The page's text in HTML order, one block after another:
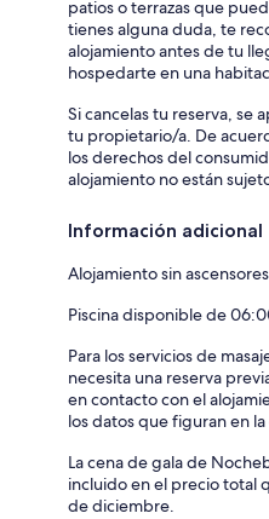
patios o terrazas que
tienes alguna duda, te
alojamiento antes de tu
hospedarte en una
Si cancelas tu reserva, se
tu propietario/a. De
los derechos del
alojamiento no están
Información adicional
Alojamiento sin ascensores
Piscina disponible de
Para los servicios de
necesita una reserva
en contacto con el
los datos que figuran en
La cena de gala de
incluido en el precio total
de diciembre.